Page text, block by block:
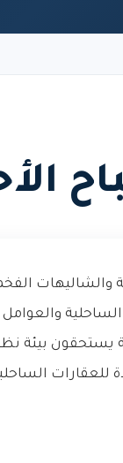
والشاليهات
والعوامل
يستحقون بيئة